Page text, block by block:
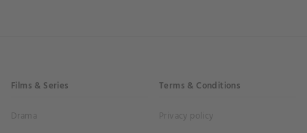
Films & Series
Drama
Terms & Conditions
Privacy policy